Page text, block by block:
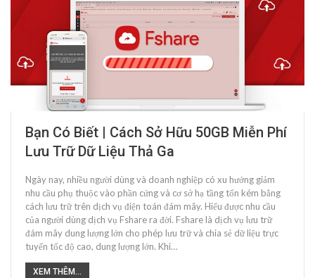
Bạn Có Biết | Cách Sở Hữu 50GB Miễn Phí
Lưu Trữ Dữ Liệu Thả Ga
Ngày nay, nhiều người dùng và doanh nghiệp có xu hướng giảm
nhu cầu phụ thuộc vào phần cứng và cơ sở hạ tầng tốn kém bằng
cách lưu trữ trên dịch vụ điện toán đám mây. Hiểu được nhu cầu
của người dùng dịch vụ Fshare ra đời. Fshare là dịch vụ lưu trữ
đám mây dung lượng lớn cho phép lưu trữ và chia sẻ dữ liệu trực
tuyến tốc độ cao, dung lượng lớn. Khi…
XEM THÊM...